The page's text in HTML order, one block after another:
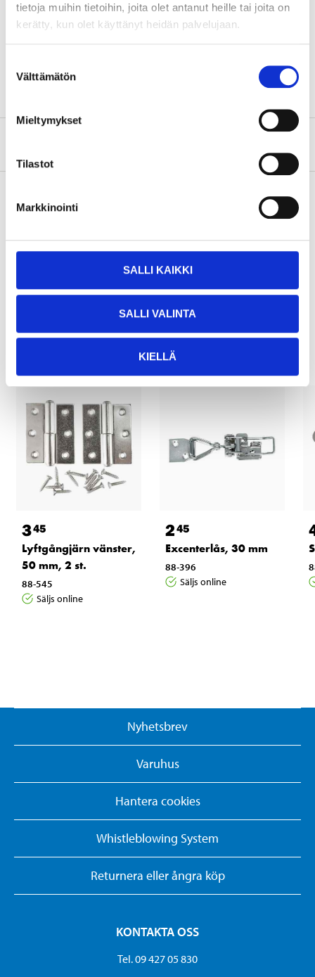
tietoja muihin tietoihin, joita olet antanut heille tai joita on
kerätty, kun olet käyttänyt heidän palvelujaan.
valinta
Välttämätön
Mieltymykset
Tilastot
Markkinointi
SALLI KAIKKI
SALLI VALINTA
KIELLÄ
Höjd
Köp & Hämta i ditt varuhus inom 2 timmar!
LÄS MER
Andra kunder köpte också
345
Lyftgångjärn vänster,
50 mm, 2 st.
88-545
Säljs online
245
Excenterlås, 30 mm
88-396
Säljs online
Nyhetsbrev
Varuhus
Hantera cookies
Whistleblowing System
Returnera eller ångra köp
KONTAKTA OSS
Tel. 09 427 05 830